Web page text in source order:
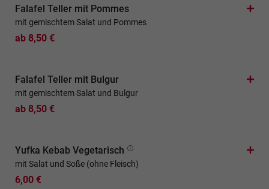
Falafel Teller mit Pommes
mit gemischtem Salat und Pommes
ab 8,50 €
Falafel Teller mit Bulgur
mit gemischtem Salat und Bulgur
ab 8,50 €
Yufka Kebab Vegetarisch
mit Salat und Soße (ohne Fleisch)
6,00 €